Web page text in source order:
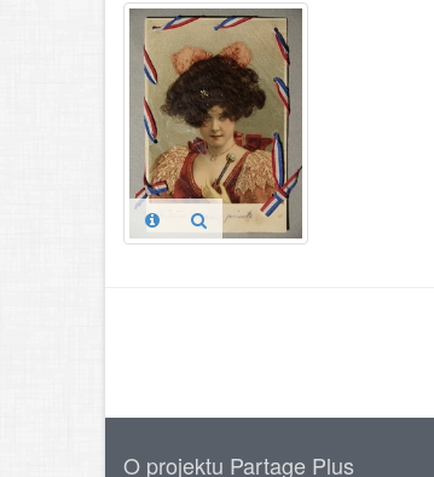
O projektu Partage Plus